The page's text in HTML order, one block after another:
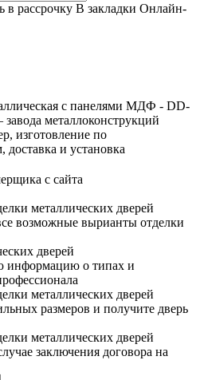
в рассрочку В закладки Онлайн-
с панелями МДФ - DD-
металлоконструкций
изготовление по
и установка
с сайта
возможные вырианты отделки
информацию о типах и
размеров и получите дверь
заключения договора на